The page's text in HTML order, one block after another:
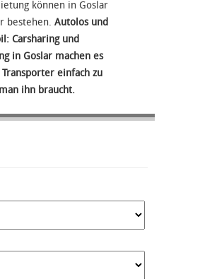
können in Goslar
bestehen. Autolos und
Carsharing und
in Goslar machen es
einfach zu
ihn braucht.